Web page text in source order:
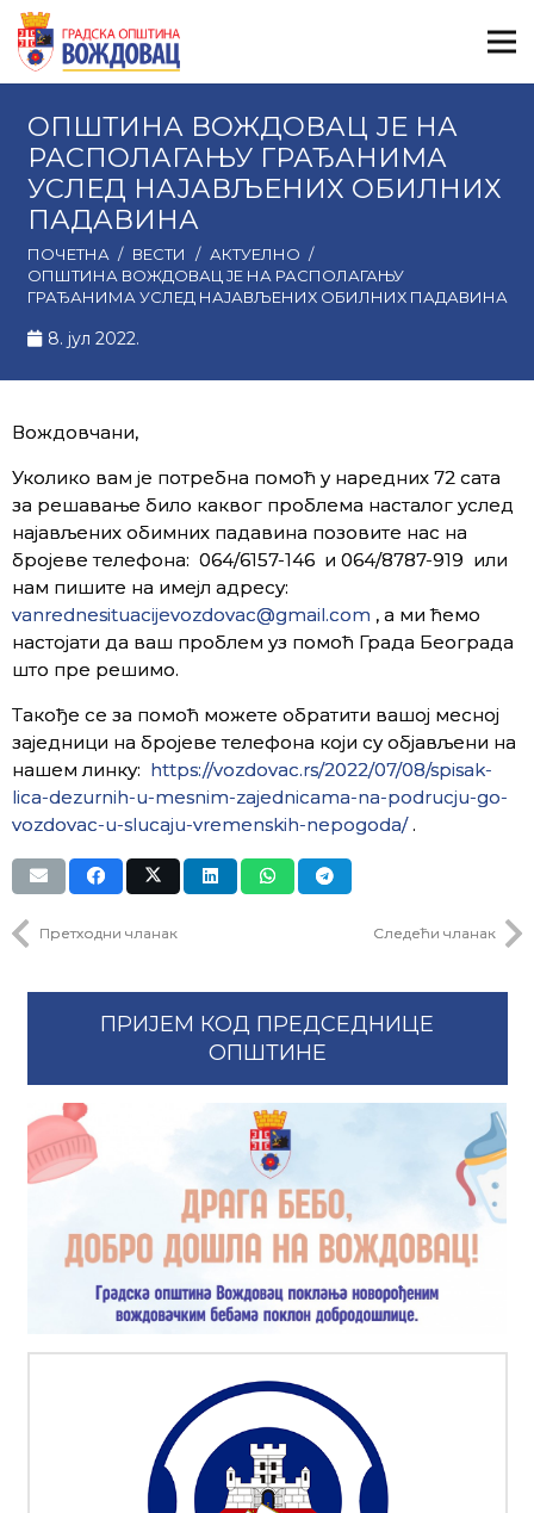
ОПШТИНА ВОЖДОВАЦ ЈЕ НА
РАСПОЛАГАЊУ ГРАЂАНИМА
УСЛЕД НАЈАВЉЕНИХ ОБИЛНИХ
ПАДАВИНА
ПОЧЕТНА / ВЕСТИ / АКТУЕЛНО /
ОПШТИНА ВОЖДОВАЦ ЈЕ НА РАСПОЛАГАЊУ
ГРАЂАНИМА УСЛЕД НАЈАВЉЕНИХ ОБИЛНИХ ПАДАВИНА
8. јул 2022.
Вождовчани,
Уколико вам је потребна помоћ у наредних 72 сата
за решавање било каквог проблема насталог услед
најављених обимних падавина позовите нас на
бројеве телефона: 064/6157-146 и 064/8787-919 или
нам пишите на имејл адресу:
vanrednesituacijevozdovac@gmail.com , а ми ћемо
настојати да ваш проблем уз помоћ Града Београда
што пре решимо.
Такође се за помоћ можете обратити вашој месној
заједници на бројеве телефона који су објављени на
нашем линку: https://vozdovac.rs/2022/07/08/spisak-
lica-dezurnih-u-mesnim-zajednicama-na-podrucju-go-
vozdovac-u-slucaju-vremenskih-nepogoda/.
Претходни чланак Следећи чланак
ПРИЈЕМ КОД ПРЕДСЕДНИЦЕ
ОПШТИНЕ